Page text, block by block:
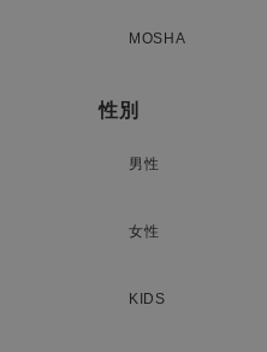
MOSHA
性別
男性
女性
KIDS